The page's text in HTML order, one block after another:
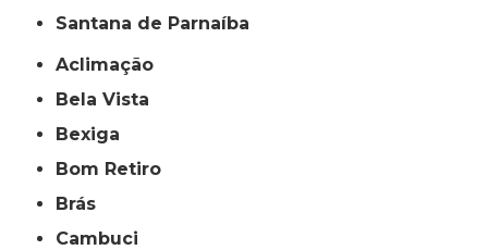
Santana de Parnaíba
Aclimação
Bela Vista
Bexiga
Bom Retiro
Brás
Cambuci